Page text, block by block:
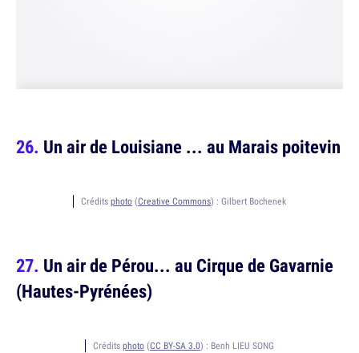
Un air de Louisiane ... au Marais poitevin
Crédits photo (Creative Commons) : Gilbert Bochenek
Un air de Pérou... au Cirque de Gavarnie
(Hautes-Pyrénées)
Crédits photo (CC BY-SA 3.0) : Benh LIEU SONG